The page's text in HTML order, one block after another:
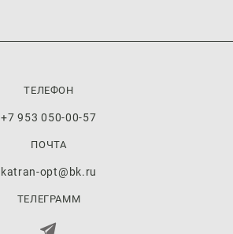
ТЕЛЕФОН
+7 953 050-00-57
ПОЧТА
katran-opt@bk.ru
ТЕЛЕГРАММ